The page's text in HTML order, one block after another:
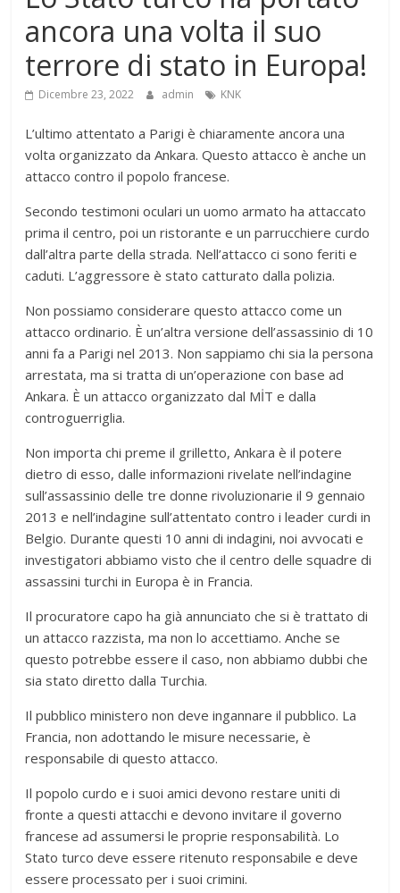
ancora una volta il suo
terrore di stato in Europa!
Dicembre 23, 2022 admin KNK
L’ultimo attentato a Parigi è chiaramente ancora una
volta organizzato da Ankara. Questo attacco è anche un
attacco contro il popolo francese.
Secondo testimoni oculari un uomo armato ha attaccato
prima il centro, poi un ristorante e un parrucchiere curdo
dall’altra parte della strada. Nell’attacco ci sono feriti e
caduti. L’aggressore è stato catturato dalla polizia.
Non possiamo considerare questo attacco come un
attacco ordinario. È un’altra versione dell’assassinio di 10
anni fa a Parigi nel 2013. Non sappiamo chi sia la persona
arrestata, ma si tratta di un’operazione con base ad
Ankara. È un attacco organizzato dal MİT e dalla
controguerriglia.
Non importa chi preme il grilletto, Ankara è il potere
dietro di esso, dalle informazioni rivelate nell’indagine
sull’assassinio delle tre donne rivoluzionarie il 9 gennaio
2013 e nell’indagine sull’attentato contro i leader curdi in
Belgio. Durante questi 10 anni di indagini, noi avvocati e
investigatori abbiamo visto che il centro delle squadre di
assassini turchi in Europa è in Francia.
Il procuratore capo ha già annunciato che si è trattato di
un attacco razzista, ma non lo accettiamo. Anche se
questo potrebbe essere il caso, non abbiamo dubbi che
sia stato diretto dalla Turchia.
Il pubblico ministero non deve ingannare il pubblico. La
Francia, non adottando le misure necessarie, è
responsabile di questo attacco.
Il popolo curdo e i suoi amici devono restare uniti di
fronte a questi attacchi e devono invitare il governo
francese ad assumersi le proprie responsabilità. Lo
Stato turco deve essere ritenuto responsabile e deve
essere processato per i suoi crimini.